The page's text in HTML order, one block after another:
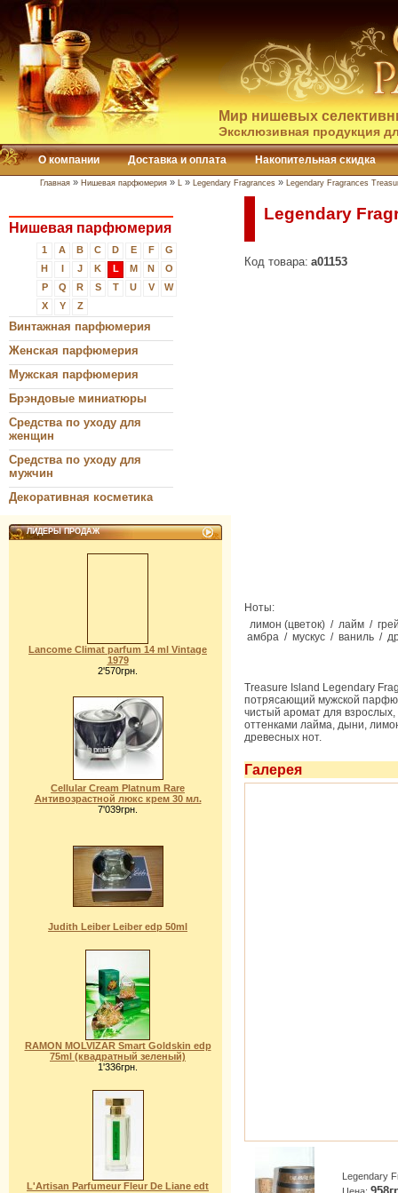
Мир нишевых
Эксклюзивная продукция
О компании Доставка и оплата Накопительная скидка
Главная » Нишевая парфюмерия » L » Legendary Fragrances » Legendary Fragrances
Нишевая парфюмерия
1 A B C D E F
G
H
I J K L M N
O
P
Q R S T U V
W
X
Y Z
Винтажная парфюмерия
Женская парфюмерия
Мужская парфюмерия
Брэндовые миниатюры
Средства по уходу для
женщин
Средства по уходу для
мужчин
Декоративная косметика
ЛИДЕРЫ ПРОДАЖ
Lancome Climat parfum 14 ml Vintage
1979
2'570грн.
Cellular Cream Platnum Rare
Антивозрастной люкс крем 30 мл.
7'039грн.
Judith Leiber Leiber edp 50ml
RAMON MOLVIZAR Smart Goldskin edp
75ml (квадратный зеленый)
1'336грн.
L'Artisan Parfumeur Fleur De Liane edt
Legendary
Код товара: a01153
Ноты:
лимон (цветок) / лайм /
амбра / мускус / ваниль /
Treasure Island Legendary
потрясающий мужской
чистый аромат для
оттенками лайма, дыни,
древесных нот.
Галерея
Legendary